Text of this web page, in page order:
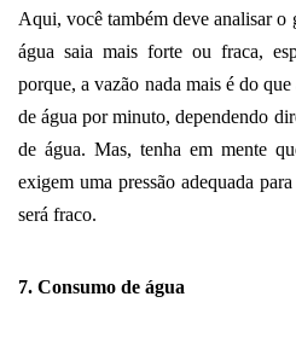
Aqui, você também deve analisar o
água saia mais forte ou fraca,
porque, a vazão nada mais é do
de água por minuto, dependendo
de água. Mas, tenha em mente
exigem uma pressão adequada
será fraco.
7. Consumo de água